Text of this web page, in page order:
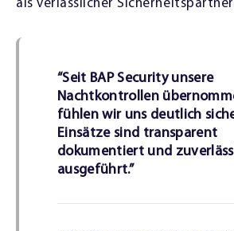
als verlässlicher
“Seit BAP Security unsere
Nachtkontrollen
fühlen wir uns deutlich
Einsätze sind transparent
dokumentiert und
ausgeführt.”